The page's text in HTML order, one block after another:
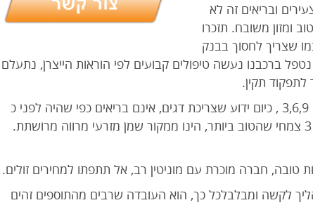
ובריאים זה לא
ומזון משובח. תזכרו
שצריך לחסוך בבנק
ברכבנו נעשה טיפולים קבועים לפי הוראות הייצרן, נתעלם
לתפקוד תקין.
כמו כן, יש חומצות שומן חיוניות מאוד שדרושות לנו לתפקוד תקין, כגון אומגה 3,6,9 , כיום ידוע שצריכת דגים, אינם בריאים כפי שהיה לפני כ
30 שנה ויותר. מפני הזיהומים בימים ואגמים, לכן מומלץ לצרוך מקור אומגה 3 צמחי שהטוב ביותר, הינו ממקור שמן מזרעי מרווה מרושתת.
טובה, חברה מוכרת עם מוניטין רב, אל תתפתו למחירים זולים.
לקשה ומבלבלכל כך, הוא העובדה שרבים מהתוספים זהים